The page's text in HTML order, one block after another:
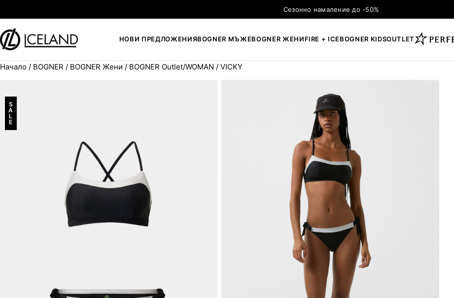
Сезонно намаление до -50%
НОВИ ПРЕДЛОЖЕНИЯBOGNER МЪЖЕBOGNER ЖЕНИFIRE + ICEBOGNER KIDSOUTLET
ТЪРСЕНЕ
Начало / BOGNER / BOGNER Жени / BOGNER Outlet/WOMAN / VICKY
S
A
L
E